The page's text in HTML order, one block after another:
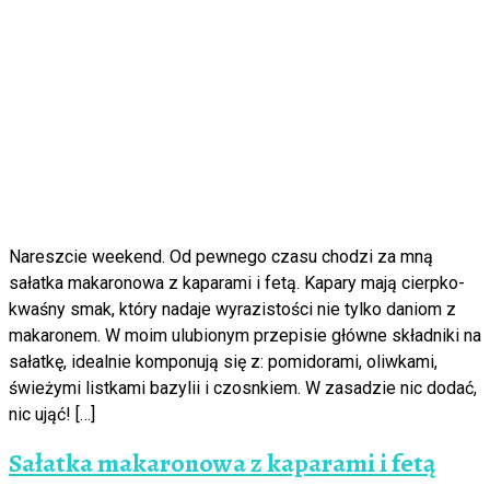
Nareszcie weekend. Od pewnego czasu chodzi za mną
sałatka makaronowa z kaparami i fetą. Kapary mają cierpko-
kwaśny smak, który nadaje wyrazistości nie tylko daniom z
makaronem. W moim ulubionym przepisie główne składniki na
sałatkę, idealnie komponują się z: pomidorami, oliwkami,
świeżymi listkami bazylii i czosnkiem. W zasadzie nic dodać,
nic ująć! […]
Sałatka makaronowa z kaparami i fetą